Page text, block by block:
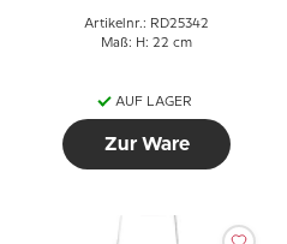
Artikelnr.: RD25342
Maß: H: 22 cm
AUF LAGER
Zur Ware